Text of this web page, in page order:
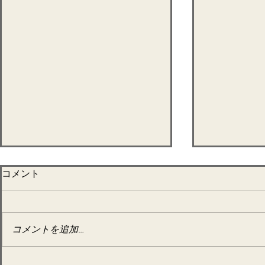
コメント
コメントを追加…